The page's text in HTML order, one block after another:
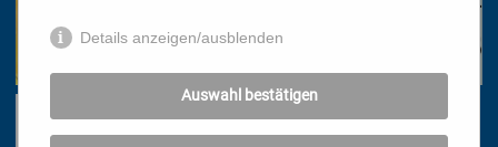
Details anzeigen/ausblenden
Auswahl bestätigen